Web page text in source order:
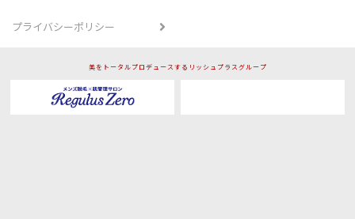
プライバシーポリシー
美をトータルプロデュースするリッシュプラスグループ